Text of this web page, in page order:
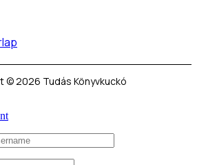
© 2026 Tudás Könyvkuckó